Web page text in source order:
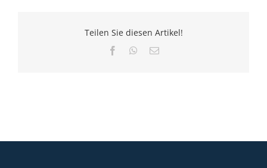
Teilen Sie diesen Artikel!
FacebookWhatsApp
E-